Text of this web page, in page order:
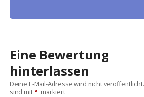
Eine Bewertung
hinterlassen
Deine E-Mail-Adresse wird nicht veröffentlicht.
sind mit
markiert